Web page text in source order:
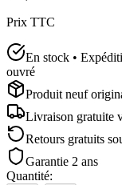
Prix TTC
En stock •
ouvré
Produit neuf
Livraison gratuite
Retours gratuits
Garantie 2 ans
Quantité: